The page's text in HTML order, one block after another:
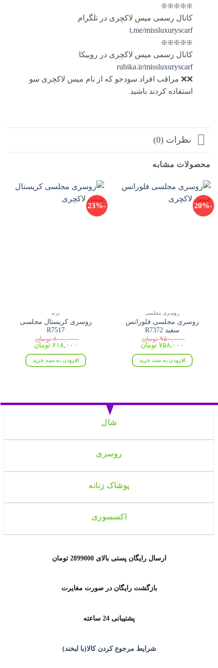
❇️❇️❇️❇️❇️
کانال رسمی میس لاکچری در تلگرام
t.me/missluxuryscarf
❇️❇️❇️❇️❇️
کانال رسمی میس لاکچری در روبیکا
rubika.ir/missluxuryscarf
❌❌ مراقب افراد سودجو که از نام میس لاکچری سو
استفاده کردند باشید
نظرات (0)
محصولات مشابه
-20%
روسری مجلسی
روسری مجلسی فلورانس
سفید R7372
۹۵۰,۰۰۰ تومان
قیمت
۹۵۰,۰۰۰ تومان
بود.
۷۵۸,۰۰۰ تومان
۷۵۸,۰۰۰ تومان. افزودن به سبد خرید
-23%
برند
روسری کریستال مجلسی
R7517
۸۰۰,۰۰۰ تومان
قیمت
۸۰۰,۰۰۰ تومان
بود.
۶۱۸,۰۰۰ تومان
۶۱۸,۰۰۰ تومان. افزودن به سبد خرید
شال
روسری
پوشاک زنانه
اکسسوری
ارسال رایگان پستی بالای 2899000 تومان
بازگشت رایگان در صورت مغایرت
پشتیبانی 24 ساعته
شرایط مرجوع کردن کالا(با لبخند)